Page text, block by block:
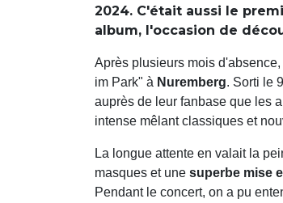
2024. C'était aussi le
album, l'occasion de
Après plusieurs mois d'absence,
im Park" à Nuremberg. Sorti le
auprès de leur fanbase que les
intense mêlant classiques et
La longue attente en valait la
masques et une superbe mise
Pendant le concert, on a pu